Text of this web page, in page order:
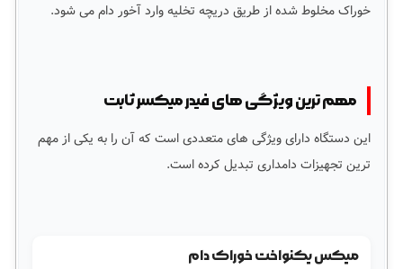
خوراک مخلوط شده از طریق دریچه تخلیه وارد آخور دام می شود.
مهم ترین ویژگی های فیدر میکسر ثابت
این دستگاه دارای ویژگی های متعددی است که آن را به یکی از مهم
ترین تجهیزات دامداری تبدیل کرده است.
میکس یکنواخت خوراک دام